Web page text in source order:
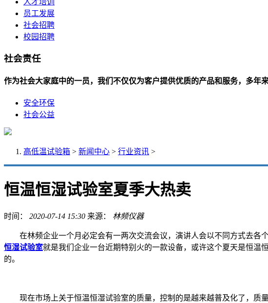
人才培训
员工发展
社会招聘
校园招聘
社会责任
作为社会大家庭中的一员，我们不仅仅为客户提供优质的产品和服务，多年
安全环保
社会公益
高低温试验箱 > 新闻中心 > 行业资讯 >
恒温恒湿试验室夏季大热卖
时间： 2020-07-14 15:30 来源： 林频仪器
在林频企业一个月必定会有一两次交流会议，演讲人会以不同方式去各
恒湿试验室就是我们企业一台近期特别火的一款设备，或许这个夏天是恒温
的。
现在市场上关于恒温恒湿试验室的质量，控制的是越来越普及化了，质